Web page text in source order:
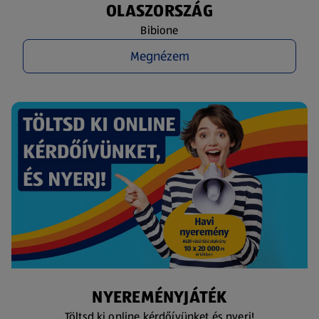
OLASZORSZÁG
Bibione
Megnézem
NYEREMÉNYJÁTÉK